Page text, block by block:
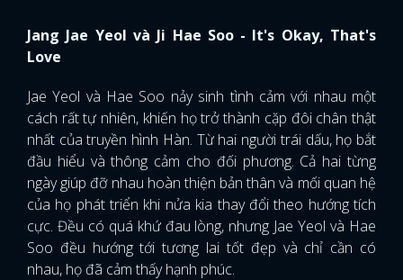
Jang Jae Yeol và Ji Hae Soo - It's Okay, That's
Love
Jae Yeol và Hae Soo nảy sinh tình cảm với nhau một
cách rất tự nhiên, khiến họ trở thành cặp đôi chân thật
nhất của truyền hình Hàn. Từ hai người trái dấu, họ bắt
đầu hiểu và thông cảm cho đối phương. Cả hai từng
ngày giúp đỡ nhau hoàn thiện bản thân và mối quan hệ
của họ phát triển khi nửa kia thay đổi theo hướng tích
cực. Đều có quá khứ đau lòng, nhưng Jae Yeol và Hae
Soo đều hướng tới tương lai tốt đẹp và chỉ cần có
nhau, họ đã cảm thấy hạnh phúc.